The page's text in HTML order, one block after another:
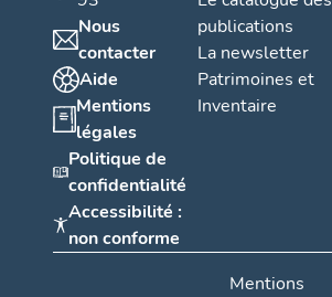
Nous
contacter
Aide
Mentions
légales
Politique de
confidentialité
Accessibilité :
non conforme
publications
La newsletter
Patrimoines et
Inventaire
Mentions